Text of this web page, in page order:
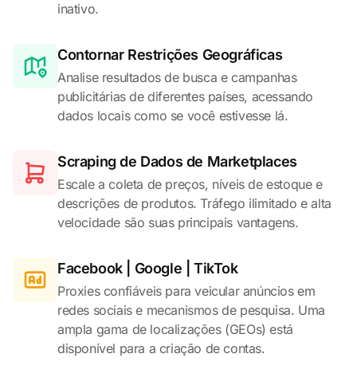
inativo.
Contornar Restrições Geográficas
Analise resultados de busca e campanhas
publicitárias de diferentes países, acessando
dados locais como se você estivesse lá.
Scraping de Dados de Marketplaces
Escale a coleta de preços, níveis de estoque e
descrições de produtos. Tráfego ilimitado e alta
velocidade são suas principais vantagens.
Facebook | Google | TikTok
Proxies confiáveis para veicular anúncios em
redes sociais e mecanismos de pesquisa. Uma
ampla gama de localizações (GEOs) está
disponível para a criação de contas.